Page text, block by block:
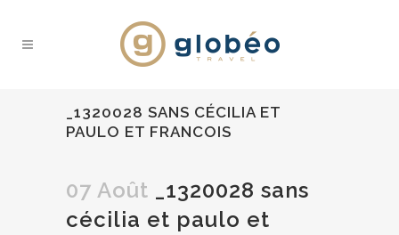
_1320028 SANS CÉCILIA ET
PAULO ET FRANCOIS
07 Août _1320028 sans
cécilia et paulo et